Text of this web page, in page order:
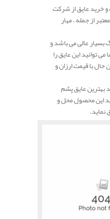
خرید عایق از شرکت
از جمله ، مهار
عالی می باشد و
توانید این عایق را
حال با قیمت ارزان و
بهترین عایق پشم
این محصول محل و
نماید.